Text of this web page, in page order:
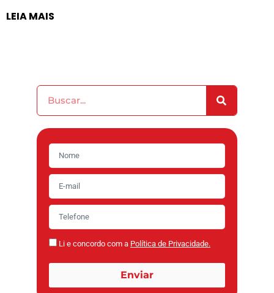
LEIA MAIS
Li e concordo com a Política de Privacidade.
Enviar